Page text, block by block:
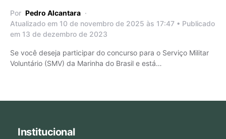
Por Pedro Alcantara
Atualizado em 10 de novembro de 2025 às 17:47 • Publicado
em 13 de dezembro de 2023
Se você deseja participar do concurso para o Serviço Militar
Voluntário (SMV) da Marinha do Brasil e está…
Institucional